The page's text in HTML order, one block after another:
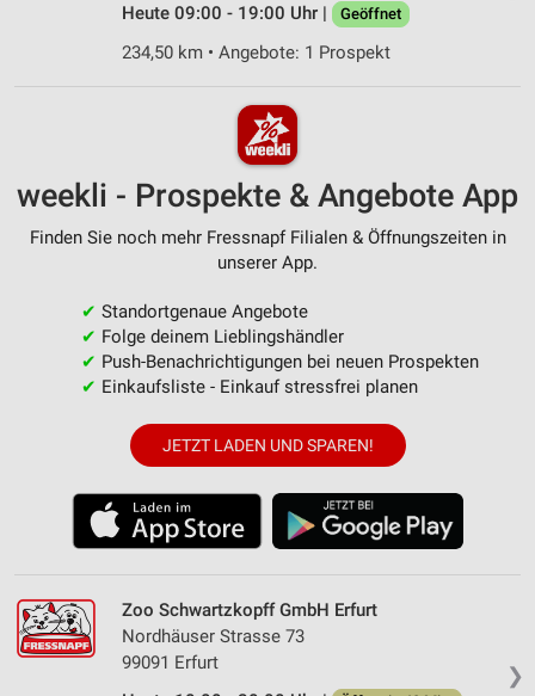
Heute 09:00 - 19:00 Uhr |
Geöffnet
234,50 km • Angebote: 1 Prospekt
weekli - Prospekte & Angebote App
Finden Sie noch mehr Fressnapf Filialen & Öffnungszeiten in
unserer App.
✔ Standortgenaue Angebote
✔ Folge deinem Lieblingshändler
✔ Push-Benachrichtigungen bei neuen Prospekten
✔ Einkaufsliste - Einkauf stressfrei planen
JETZT LADEN UND SPAREN!
❯
Zoo Schwartzkopff GmbH Erfurt
Nordhäuser Strasse 73
99091 Erfurt